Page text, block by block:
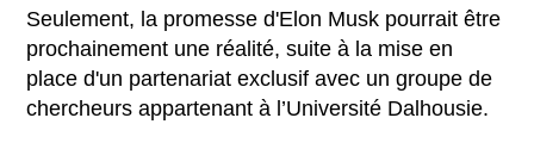
Seulement, la promesse d'Elon Musk pourrait être
prochainement une réalité, suite à la mise en
place d'un partenariat exclusif avec un groupe de
chercheurs appartenant à l’Université Dalhousie.